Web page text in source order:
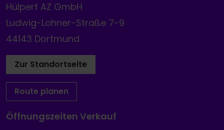
Hülpert AZ GmbH
Ludwig-Lohner-Straße 7-9
44143 Dortmund
Zur Standortseite
Route planen
Öffnungszeiten Verkauf